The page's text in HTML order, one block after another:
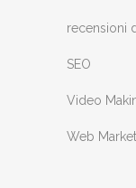
recensioni
SEO
Video
Web